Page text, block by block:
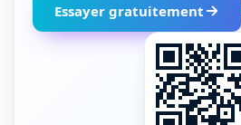
Essayer gratuitement